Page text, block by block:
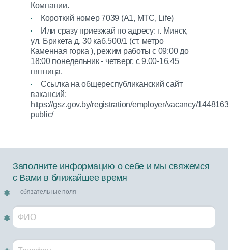
Компании.
Короткий номер 7039 (А1, МТС, Life)
Или сразу приезжай по адресу: г. Минск,
ул. Брикета д. 30 каб.500/1 (ст. метро
Каменная горка ), режим работы с 09:00 до
18:00 понедельник - четверг, с 9.00-16.45
пятница.
Ссылка на общереспубликанский сайт
вакансий:
https://gsz.gov.by/registration/employer/vacancy/
public/
Заполните информацию о себе и мы свяжемся
с Вами в ближайшее время
— обязательные поля
Обязательное поле!